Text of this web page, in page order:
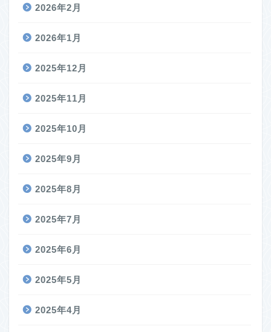
2026年2月
2026年1月
2025年12月
2025年11月
2025年10月
2025年9月
2025年8月
2025年7月
2025年6月
2025年5月
2025年4月